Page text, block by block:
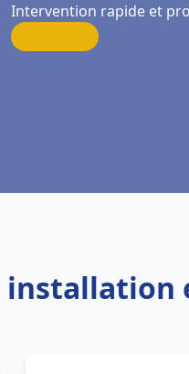
Intervention rapide et
installation